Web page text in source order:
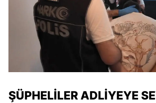
ŞÜPHELILER ADLIYEYE